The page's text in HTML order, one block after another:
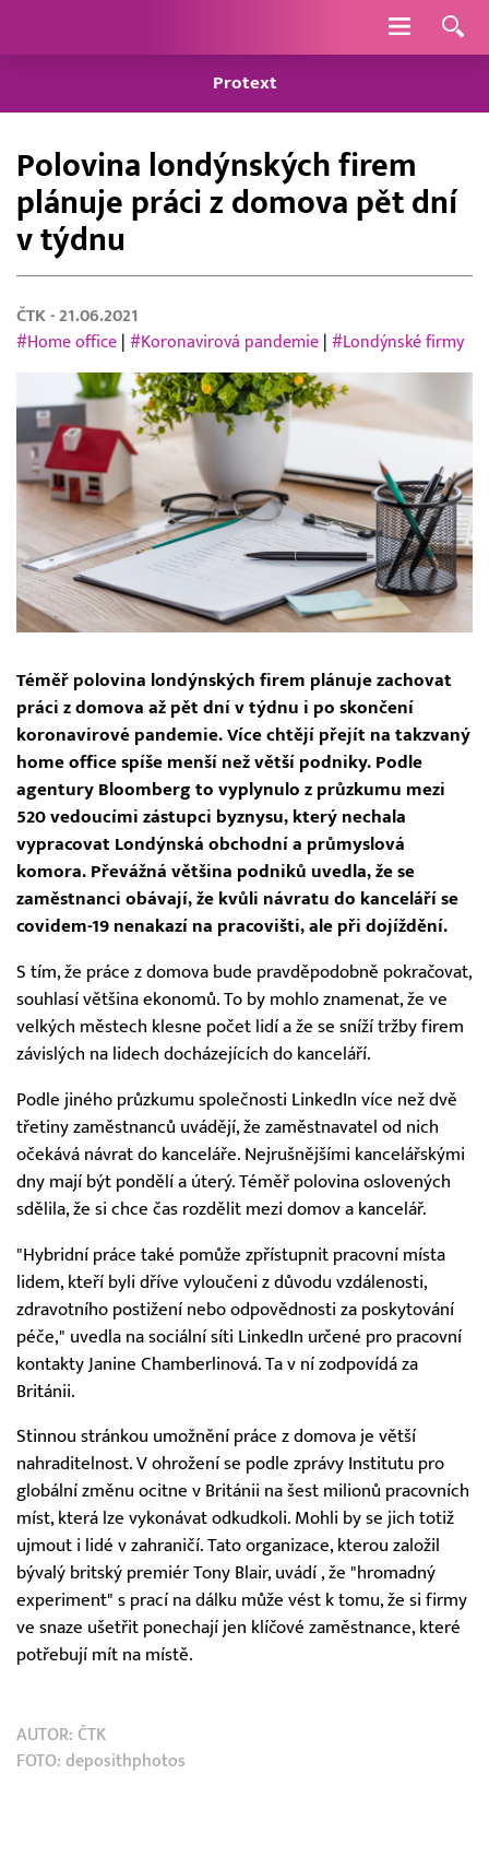
Navigace
Protext
Polovina londýnských firem
plánuje práci z domova pět dní
v týdnu
ČTK - 21.06.2021
#Home office #Koronavirová pandemie #Londýnské firmy
Téměř polovina londýnských firem plánuje zachovat
práci z domova až pět dní v týdnu i po skončení
koronavirové pandemie. Více chtějí přejít na takzvaný
home office spíše menší než větší podniky. Podle
agentury Bloomberg to vyplynulo z průzkumu mezi
520 vedoucími zástupci byznysu, který nechala
vypracovat Londýnská obchodní a průmyslová
komora. Převážná většina podniků uvedla, že se
zaměstnanci obávají, že kvůli návratu do kanceláří se
covidem-19 nenakazí na pracovišti, ale při dojíždění.
S tím, že práce z domova bude pravděpodobně pokračovat,
souhlasí většina ekonomů. To by mohlo znamenat, že ve
velkých městech klesne počet lidí a že se sníží tržby firem
závislých na lidech docházejících do kanceláří.
Podle jiného průzkumu společnosti LinkedIn více než dvě
třetiny zaměstnanců uvádějí, že zaměstnavatel od nich
očekává návrat do kanceláře. Nejrušnějšími kancelářskými
dny mají být pondělí a úterý. Téměř polovina oslovených
sdělila, že si chce čas rozdělit mezi domov a kancelář.
"Hybridní práce také pomůže zpřístupnit pracovní místa
lidem, kteří byli dříve vyloučeni z důvodu vzdálenosti,
zdravotního postižení nebo odpovědnosti za poskytování
péče," uvedla na sociální síti LinkedIn určené pro pracovní
kontakty Janine Chamberlinová. Ta v ní zodpovídá za
Británii.
Stinnou stránkou umožnění práce z domova je větší
nahraditelnost. V ohrožení se podle zprávy Institutu pro
globální změnu ocitne v Británii na šest milionů pracovních
míst, která lze vykonávat odkudkoli. Mohli by se jich totiž
ujmout i lidé v zahraničí. Tato organizace, kterou založil
bývalý britský premiér Tony Blair, uvádí , že "hromadný
experiment" s prací na dálku může vést k tomu, že si firmy
ve snaze ušetřit ponechají jen klíčové zaměstnance, které
potřebují mít na místě.
AUTOR: ČTK
FOTO: deposithphotos